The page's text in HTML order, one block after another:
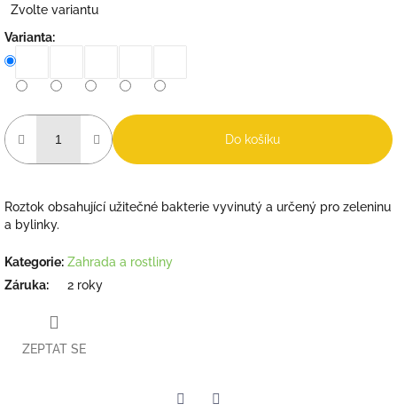
cena:
Zvolte variantu
Varianta:
Do košíku
Roztok obsahující užitečné bakterie vyvinutý a určený pro zeleninu
a bylinky.
Kategorie: Zahrada a rostliny
Záruka: 2 roky
ZEPTAT SE